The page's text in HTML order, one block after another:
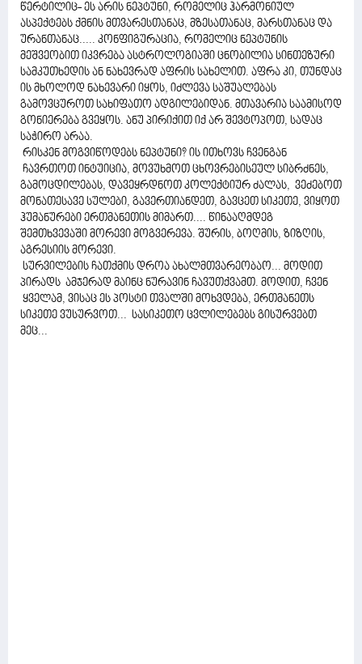
წერტილიც- ეს არის ნეპტუნი, რომელიც ჰარმონიულ
ასპექტებს ქმნის მთვარესთანაც, მზესათანაც, მარსთანაც და
ურანთანაც..... კონფიგურაცია, რომელიც ნეპტუნის
მეშვეობით იკვრება ასტროლოგიაში ცნობილია სინთეზური
სამკუთხედის ან ნახევრად აფრის სახელით. აფრა კი, თუნდაც
ის მხოლოდ ნახევარი იყოს, იძლევა საშუალებას
გამოვცუროთ სახიფათო ადგილებიდან. მთავარია საამისოდ
გონიერება გვეყოს. ანუ პირიქით იქ არ შევტოპოთ, სადაც
საჭირო არაა.
რისკენ მოგვიწოდებს ნეპტუნი? ის ითხოვს ჩვენგან
ჩავრთოთ ინტუიცია, მოვუხმოთ ცხოვრებისეულ სიბრძნეს,
გამოცდილებას, დავეყრდნოთ კოლექტიურ ძალას, ვეძებოთ
მონათესავე სულები, გავერთიანდეთ, გავცეთ სიკეთე, ვიყოთ
ჰუმანურები ერთმანეთის მიმართ.... წინააღმდეგ
შემთხვევაში მორევი მოგვერევა. შურის, ბოღმის, ზიზღის,
აგრესიის მორევი.
სურვილების ჩათქმის დროა ახალმთვარეობაო... მოდით
პირადს ამჯერად მაინც ნურავინ ჩავუთქვამთ. მოდით, ჩვენ
ყველამ, ვისაც ეს პოსტი თვალში მოხვდება, ერთმანეთს
სიკეთე ვუსურვოთ... სასიკეთო ცვლილებებს გისურვებთ
მეც...